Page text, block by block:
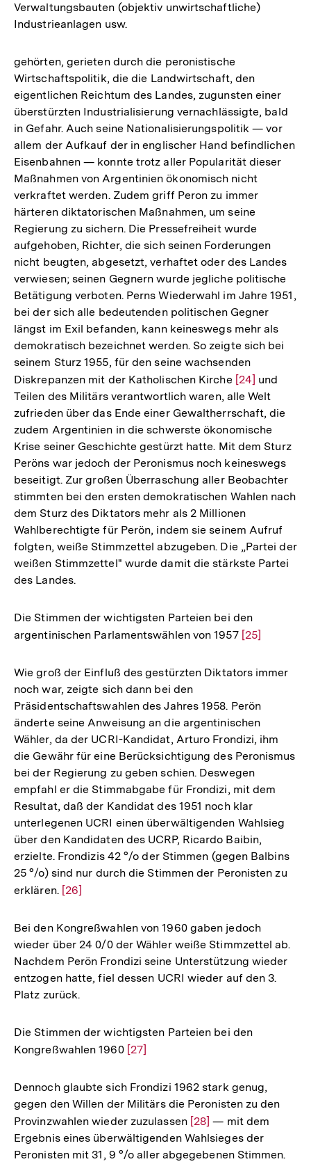
Fußnote
Verwaltungsbauten (objektiv unwirtschaftliche)
Industrieanlagen usw.
gehörten, gerieten durch die peronistische
Wirtschaftspolitik, die die Landwirtschaft, den
eigentlichen Reichtum des Landes, zugunsten einer
überstürzten Industrialisierung vernachlässigte, bald
in Gefahr. Auch seine Nationalisierungspolitik — vor
allem der Aufkauf der in englischer Hand befindlichen
Eisenbahnen — konnte trotz aller Popularität dieser
Maßnahmen von Argentinien ökonomisch nicht
verkraftet werden. Zudem griff Peron zu immer
härteren diktatorischen Maßnahmen, um seine
Regierung zu sichern. Die Pressefreiheit wurde
aufgehoben, Richter, die sich seinen Forderungen
nicht beugten, abgesetzt, verhaftet oder des Landes
verwiesen; seinen Gegnern wurde jegliche politische
Betätigung verboten. Perns Wiederwahl im Jahre 1951,
bei der sich alle bedeutenden politischen Gegner
längst im Exil befanden, kann keineswegs mehr als
demokratisch bezeichnet werden. So zeigte sich bei
seinem Sturz 1955, für den seine wachsenden
Diskrepanzen mit der Katholischen Kirche Zur
Auflösung
der
Fußnote
[24] und
Teilen des Militärs verantwortlich waren, alle Welt
zufrieden über das Ende einer Gewaltherrschaft, die
zudem Argentinien in die schwerste ökonomische
Krise seiner Geschichte gestürzt hatte. Mit dem Sturz
Peröns war jedoch der Peronismus noch keineswegs
beseitigt. Zur großen Überraschung aller Beobachter
stimmten bei den ersten demokratischen Wahlen nach
dem Sturz des Diktators mehr als 2 Millionen
Wahlberechtigte für Perön, indem sie seinem Aufruf
folgten, weiße Stimmzettel abzugeben. Die „Partei der
weißen Stimmzettel" wurde damit die stärkste Partei
des Landes.
Die Stimmen der wichtigsten Parteien bei den
argentinischen Parlamentswählen von 1957 Zur
der
[25]
Wie groß der Einfluß des gestürzten Diktators immer
noch war, zeigte sich dann bei den
Präsidentschaftswahlen des Jahres 1958. Perön
änderte seine Anweisung an die argentinischen
Wähler, da der UCRI-Kandidat, Arturo Frondizi, ihm
die Gewähr für eine Berücksichtigung des Peronismus
bei der Regierung zu geben schien. Deswegen
empfahl er die Stimmabgabe für Frondizi, mit dem
Resultat, daß der Kandidat des 1951 noch klar
unterlegenen UCRI einen überwältigenden Wahlsieg
über den Kandidaten des UCRP, Ricardo Baibin,
erzielte. Frondizis 42 °/o der Stimmen (gegen Balbins
25 °/o) sind nur durch die Stimmen der Peronisten zu
erklären. Zur
der
Fußnote
[26]
Bei den Kongreßwahlen von 1960 gaben jedoch
wieder über 24 0/0 der Wähler weiße Stimmzettel ab.
Nachdem Perön Frondizi seine Unterstützung wieder
entzogen hatte, fiel dessen UCRI wieder auf den 3.
Platz zurück.
Die Stimmen der wichtigsten Parteien bei den
Kongreßwahlen 1960 Zur
der
Fußnote
[27]
Dennoch glaubte sich Frondizi 1962 stark genug,
gegen den Willen der Militärs die Peronisten zu den
Provinzwahlen wieder zuzulassen Zur
Auflösung
der
[28] — mit dem
Ergebnis eines überwältigenden Wahlsieges der
Peronisten mit 31, 9 °/o aller abgegebenen Stimmen.